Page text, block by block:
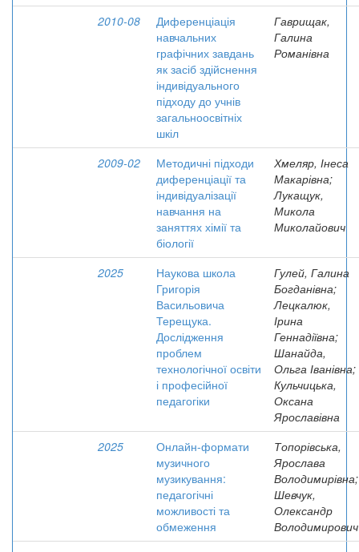
2010-08
Диференціація
навчальних
графічних завдань
як засіб здійснення
індивідуального
підходу до учнів
загальноосвітніх
шкіл
Гаврищак,
Галина
Романівна
2009-02
Методичні підходи
диференціації та
індивідуалізації
навчання на
заняттях хімії та
біології
Хмеляр, Інеса
Макарівна;
Лукащук,
Микола
Миколайович
2025
Наукова школа
Григорія
Васильовича
Терещука.
Дослідження
проблем
технологічної освіти
і професійної
педагогіки
Гулей, Галина
Богданівна;
Лецкалюк,
Ірина
Геннадіївна;
Шанайда,
Ольга Іванівна;
Кульчицька,
Оксана
Ярославівна
2025
Онлайн-формати
музичного
музикування:
педагогічні
можливості та
обмеження
Топорівська,
Ярослава
Володимирівна;
Шевчук,
Олександр
Володимирович